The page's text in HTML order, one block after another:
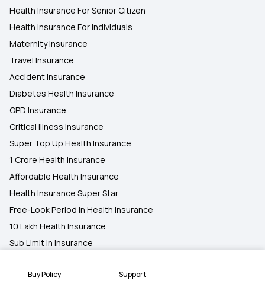
Buy Policy Support
Health Insurance For Senior Citizen
Health Insurance For Individuals
Maternity Insurance
Travel Insurance
Accident Insurance
Diabetes Health Insurance
OPD Insurance
Critical Illness Insurance
Super Top Up Health Insurance
1 Crore Health Insurance
Affordable Health Insurance
Health Insurance Super Star
Free-Look Period In Health Insurance
10 Lakh Health Insurance
Sub Limit In Insurance
25 Lakh Health Insurance